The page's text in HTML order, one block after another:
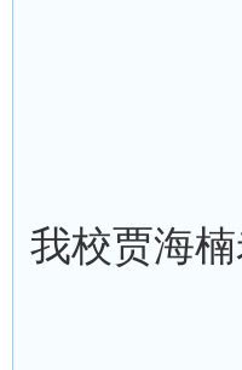
我校贾海